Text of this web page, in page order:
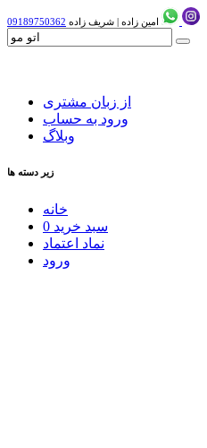
09189750362 امین زاده | شریف زاده
از زبان مشتری
ورود به حساب
وبلاگ
زیر دسته ها
خانه
0 سبد خرید
نماد اعتماد
ورود